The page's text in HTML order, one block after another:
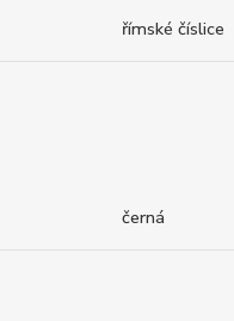
římské číslice
černá